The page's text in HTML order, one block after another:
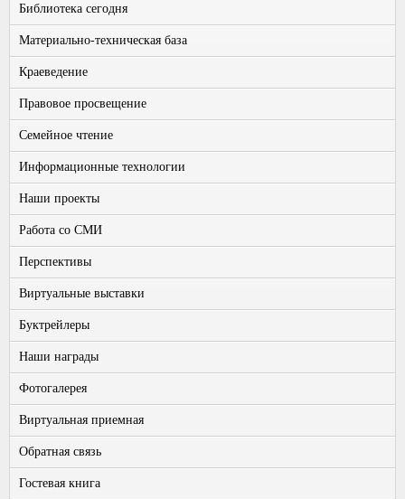
Библиотека сегодня
Материально-техническая база
Краеведение
Правовое просвещение
Семейное чтение
Информационные технологии
Наши проекты
Работа со СМИ
Перспективы
Виртуальные выставки
Буктрейлеры
Наши награды
Фотогалерея
Виртуальная приемная
Обратная связь
Гостевая книга